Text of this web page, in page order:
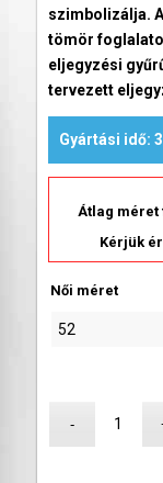
szimbolizálja.
tömör
eljegyzési
tervezett
Gyártási idő:
Átlag méret
Kérjük
Női méret